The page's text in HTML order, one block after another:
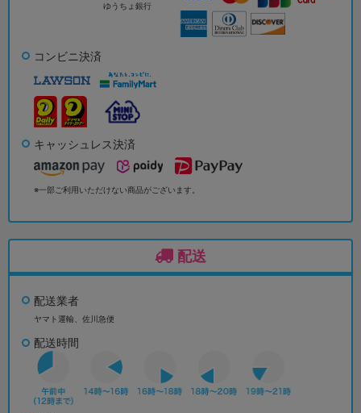
ゆうちょ銀行
コンビニ決済
キャッシュレス決済
※一部ご利用いただけない商品がございます。
配送
配送業者
ヤマト運輸、佐川急便
配送時間